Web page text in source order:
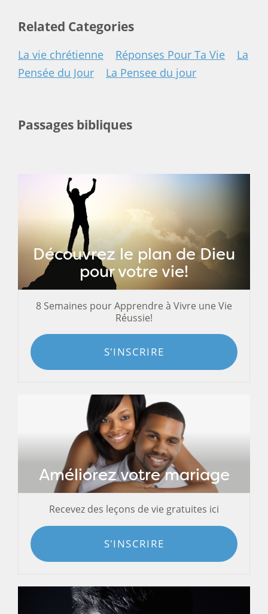
Related Categories
La vie chrétienne Réponses Pour Ta Vie
La
Pensée du Jour
La Pensee du jour
Passages bibliques
Découvrez le plan de Dieu
pour votre vie!
8 Semaines pour Apprendre à Vivre une Vie
Réussie!
S'INSCRIRE
Améliorez votre mariage
Recevez des leçons de vie gratuites ici
S'INSCRIRE